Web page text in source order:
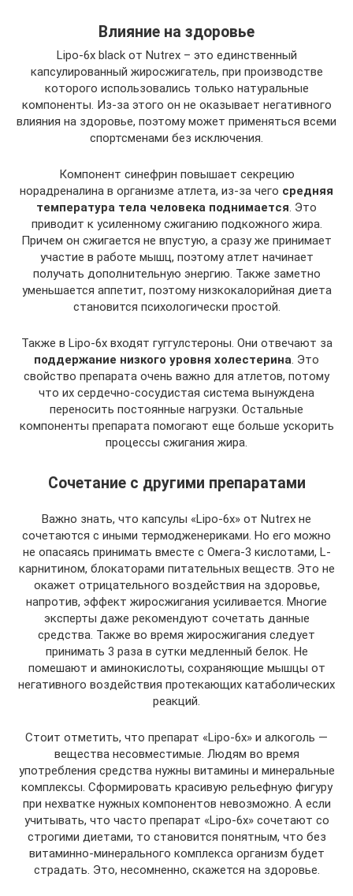
Влияние на здоровье
Lipo-6x black от Nutrex – это единственный
капсулированный жиросжигатель, при производстве
которого использовались только натуральные
компоненты. Из-за этого он не оказывает негативного
влияния на здоровье, поэтому может применяться всеми
спортсменами без исключения.
Компонент синефрин повышает секрецию
норадреналина в организме атлета, из-за чего средняя
температура тела человека поднимается. Это
приводит к усиленному сжиганию подкожного жира.
Причем он сжигается не впустую, а сразу же принимает
участие в работе мышц, поэтому атлет начинает
получать дополнительную энергию. Также заметно
уменьшается аппетит, поэтому низкокалорийная диета
становится психологически простой.
Также в Lipo-6x входят гуггулстероны. Они отвечают за
поддержание низкого уровня холестерина. Это
свойство препарата очень важно для атлетов, потому
что их сердечно-сосудистая система вынуждена
переносить постоянные нагрузки. Остальные
компоненты препарата помогают еще больше ускорить
процессы сжигания жира.
Сочетание с другими препаратами
Важно знать, что капсулы «Lipo-6x» от Nutrex не
сочетаются с иными термодженериками. Но его можно
не опасаясь принимать вместе с Омега-3 кислотами, L-
карнитином, блокаторами питательных веществ. Это не
окажет отрицательного воздействия на здоровье,
напротив, эффект жиросжигания усиливается. Многие
эксперты даже рекомендуют сочетать данные
средства. Также во время жиросжигания следует
принимать 3 раза в сутки медленный белок. Не
помешают и аминокислоты, сохраняющие мышцы от
негативного воздействия протекающих катаболических
реакций.
Стоит отметить, что препарат «Lipo-6x» и алкоголь —
вещества несовместимые. Людям во время
употребления средства нужны витамины и минеральные
комплексы. Сформировать красивую рельефную фигуру
при нехватке нужных компонентов невозможно. А если
учитывать, что часто препарат «Lipo-6x» сочетают со
строгими диетами, то становится понятным, что без
витаминно-минерального комплекса организм будет
страдать. Это, несомненно, скажется на здоровье.